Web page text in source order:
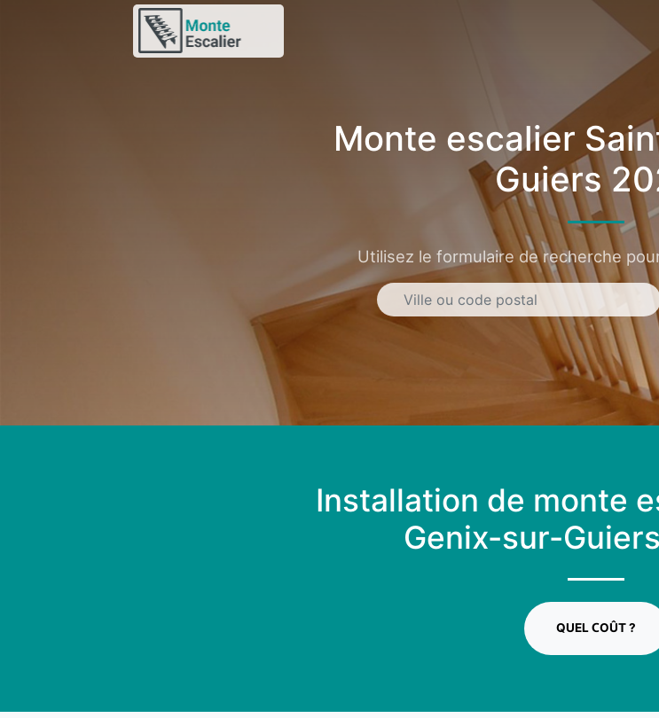
Monte escalier
Guiers
Utilisez le formulaire de recherche
Installation de monte
Genix-sur-
QUEL COÛT ?